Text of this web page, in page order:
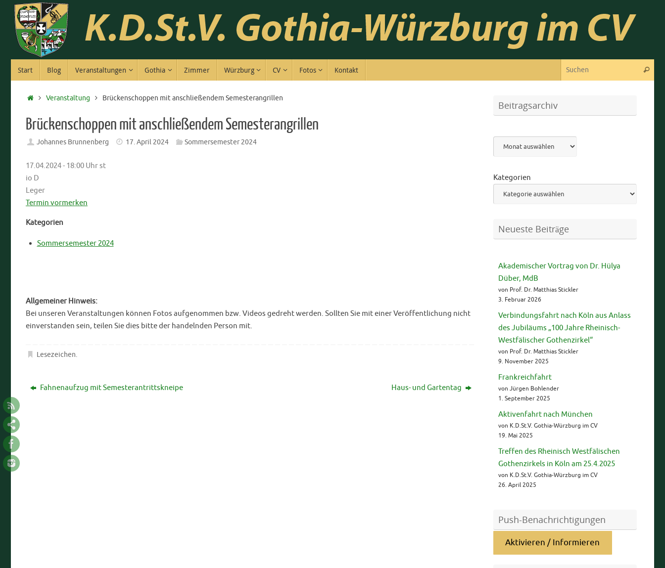
Zum
Inhalt
springen
Inhalt
Start Blog Veranstaltungen Gothia Zimmer Würzburg CV Fotos Kontakt Suchen
StartVeranstaltung Brückenschoppen mit anschließendem Semesterangrillen
Brückenschoppen mit anschließendem Semesterangrillen
Johannes Brunnenberg 17. April 2024 Sommersemester 2024
17.04.2024 - 18:00 Uhr st
io D
Leger
Termin vormerken
Kategorien
Sommersemester 2024
Allgemeiner Hinweis:
Bei unseren Veranstaltungen können Fotos aufgenommen bzw. Videos gedreht werden. Sollten Sie mit einer Veröffentlichung nicht
einverstanden sein, teilen Sie dies bitte der handelnden Person mit.
Lesezeichen.
Fahnenaufzug mit Semesterantrittskneipe Haus- und Gartentag
Beitragsarchiv
Archiv
Kategorien
Neueste Beiträge
Akademischer Vortrag von Dr. Hülya
Düber, MdB
von Prof. Dr. Matthias Stickler
3. Februar 2026
Verbindungsfahrt nach Köln aus Anlass
des Jubiläums „100 Jahre Rheinisch-
Westfälischer Gothenzirkel“
von Prof. Dr. Matthias Stickler
9. November 2025
Frankreichfahrt
von Jürgen Bohlender
1. September 2025
Aktivenfahrt nach München
von K.D.St.V. Gothia-Würzburg im CV
19. Mai 2025
Treffen des Rheinisch Westfälischen
Gothenzirkels in Köln am 25.4.2025
von K.D.St.V. Gothia-Würzburg im CV
26. April 2025
Push-Benachrichtigungen
Aktivieren / Informieren